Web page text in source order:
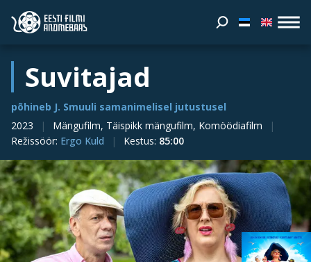
Suvitajad
põhineb J. Smuuli samanimelisel jutustusel
2023
Mängufilm, Täispikk mängufilm, Komöödiafilm
Režissöör: Ergo Kuld Kestus: 85:00